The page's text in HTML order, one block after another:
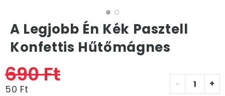
A Legjobb Én Kék Pasztell
Konfettis Hűtőmágnes
690 Ft
50 Ft - +